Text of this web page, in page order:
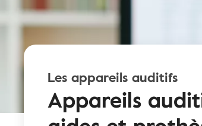
Les appareils auditifs
Appareils